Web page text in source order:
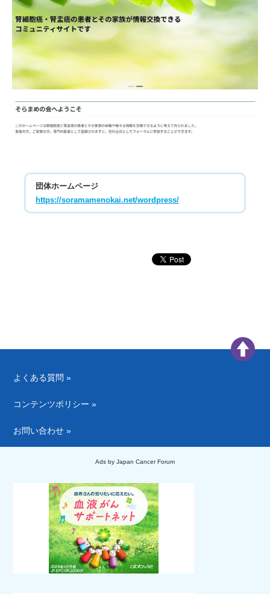
団体ホームページ
https://soramamenokai.net/wordpress/
よくある質問 »
コンテンツポリシー »
お問い合わせ »
Ads by Japan Cancer Forum